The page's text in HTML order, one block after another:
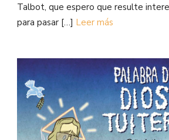
Talbot, que espero que resulte
para pasar […] Leer más